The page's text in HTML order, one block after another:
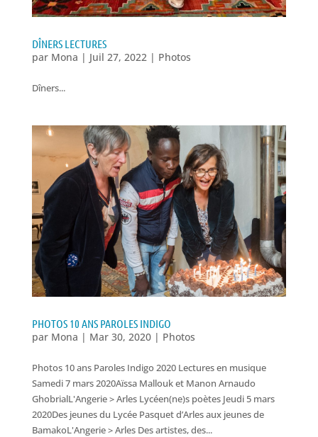
DÎNERS LECTURES
par Mona | Juil 27, 2022| Photos
Dîners...
PHOTOS 10 ANS PAROLES INDIGO
par Mona | Mar 30, 2020| Photos
Photos 10 ans Paroles Indigo 2020 Lectures en musique
Samedi 7 mars 2020Aïssa Mallouk et Manon Arnaudo
GhobrialL'Angerie > Arles Lycéen(ne)s poètes Jeudi 5 mars
2020Des jeunes du Lycée Pasquet d’Arles aux jeunes de
BamakoL'Angerie > Arles Des artistes, des...